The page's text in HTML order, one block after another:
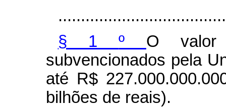
§ 1º O valor
subvencionados pela
até R$
bilhões de reais).